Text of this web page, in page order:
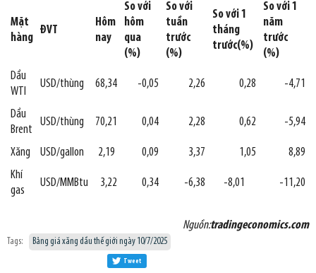
Mặt
hàng
ĐVT
Hôm
nay
So với
hôm
qua
(%)
So với
tuần
trước
(%)
So với 1
tháng
trước(%)
So với 1
năm
trước
(%)
Dầu
WTI
USD/thùng 68,34 -0,05 2,26 0,28 -4,71
Dầu
Brent
USD/thùng 70,21 0,04 2,28 0,62 -5,94
Xăng USD/gallon 2,19 0,09 3,37 1,05
8,89
Khí
gas
USD/MMBtu 3,22 0,34 -6,38 -8,01 -11,20
Nguồn:tradingeconomics.com
Tags: Bảng giá xăng dầu thế giới ngày 10/7/2025
Tweet